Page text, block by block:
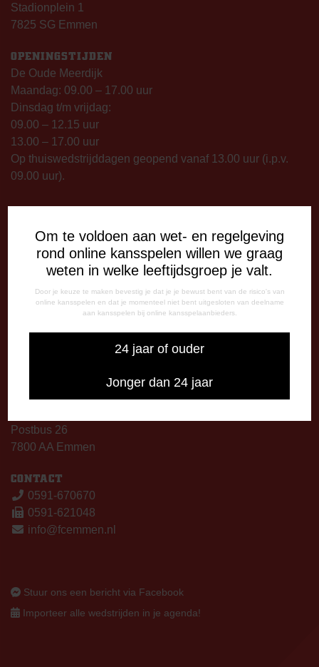
Om te voldoen aan wet- en regelgeving
rond online kansspelen willen we graag
weten in welke leeftijdsgroep je valt.
Door je keuze te maken bevestig je dat je je bewust bent van de risico's van
online kansspelen en dat je momenteel niet bent uitgesloten van deelname
aan kansspelen bij online kansspelaanbieders.
24 jaar of ouder
Jonger dan 24 jaar
Stadionplein 1
7825 SG Emmen
OPENINGSTIJDEN
De Oude Meerdijk
Maandag: 09.00 – 17.00 uur
Dinsdag t/m vrijdag:
09.00 – 12.15 uur
13.00 – 17.00 uur
Op thuiswedstrijddagen geopend vanaf 13.00 uur (i.p.v.
09.00 uur).
TELEFONISCHE BEREIKBAARHEID
Dinsdag
09:00 - 12:15 uur
13:00 - 17:00 uur
Woensdag
13:00 - 17:00 uur
Vrijdag
Op thuiswedstrijddagen bereikbaar vanaf 13:00 - 20:00 uur
Postbus 26
7800 AA Emmen
CONTACT
0591-670670
0591-621048
info@fcemmen.nl
Stuur ons een bericht via Facebook
Importeer alle wedstrijden in je agenda!